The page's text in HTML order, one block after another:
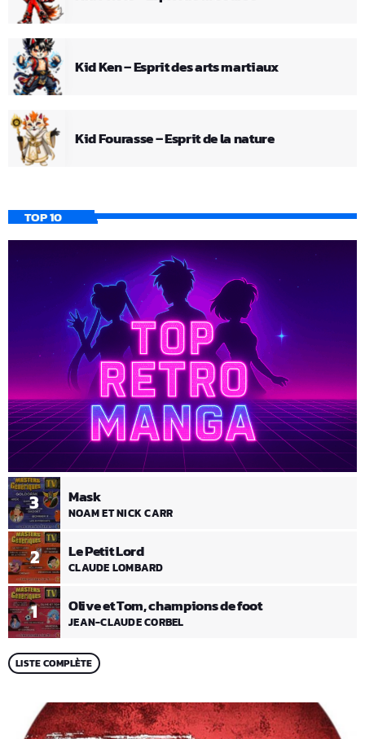
Kid Ken – Esprit des arts martiaux
Kid Fourasse – Esprit de la nature
TOP 10
1 Olive et Tom, champions de foot
JEAN-CLAUDE CORBEL
2 Le Petit Lord
CLAUDE LOMBARD
3 Mask
NOAM ET NICK CARR
LISTE COMPLÈTE